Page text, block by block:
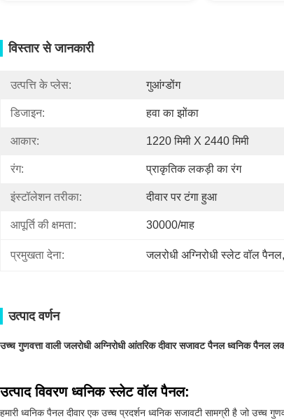
विस्तार से जानकारी
उत्पत्ति के प्लेस: गुआंग्डोंग
डिजाइन: हवा का झोंका
आकार: 1220 मिमी X 2440 मिमी
रंग: प्राकृतिक लकड़ी का रंग
इंस्टॉलेशन तरीका: दीवार पर टंगा हुआ
आपूर्ति की क्षमता: 30000/माह
प्रमुखता देना: जलरोधी अग्निरोधी स्लेट वॉल पैनल
उत्पाद वर्णन
उच्च गुणवत्ता वाली जलरोधी अग्निरोधी आंतरिक दीवार सजावट पैनल ध्वनिक पैनल
उत्पाद विवरण ध्वनिक स्लेट वॉल पैनल:
हमारी ध्वनिक पैनल दीवार एक उच्च प्रदर्शन ध्वनिक सजावटी सामग्री है जो